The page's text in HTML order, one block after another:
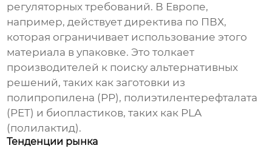
регуляторных требований. В Европе,
например, действует директива по ПВХ,
которая ограничивает использование этого
материала в упаковке. Это толкает
производителей к поиску альтернативных
решений, таких как заготовки из
полипропилена (PP), полиэтилентерефталата
(PET) и биопластиков, таких как PLA
(полилактид).
Тенденции рынка